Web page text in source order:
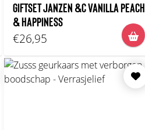
GIFTSET JANZEN &C VANILLA PEACH
& HAPPINESS
€26,95